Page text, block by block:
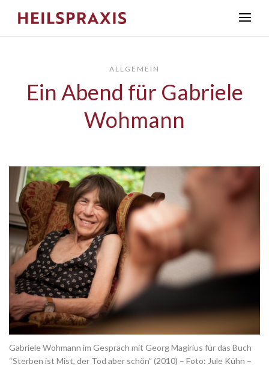
ALLGEMEIN
Ein Abend für Gabriele
Wohmann
Gabriele Wohmann im Gespräch mit Georg Magirius für das Buch
“Sterben ist Mist, der Tod aber schön” (2010) – Foto: Jule Kühn –